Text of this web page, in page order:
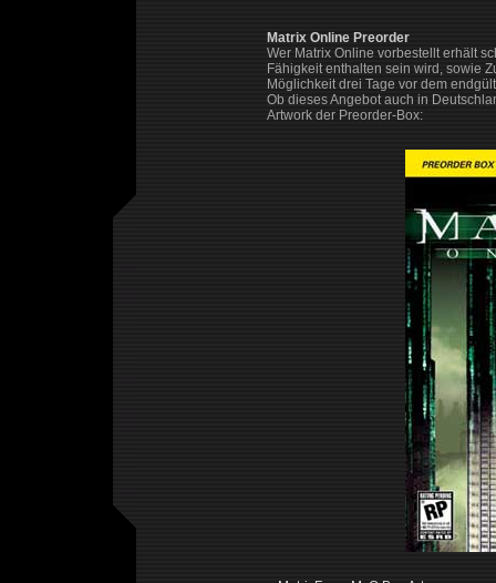
Matrix Online Preorder
Wer Matrix Online vorbestellt erhält
Fähigkeit enthalten sein wird, sowie
Möglichkeit drei Tage vor dem
Ob dieses Angebot auch in
Artwork der Preorder-Box: